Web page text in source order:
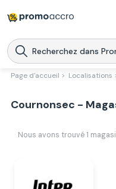
Magasins
Produits
Promoaccro
Page d'accueil > Localisations
Cournonsec -
Nous avons trouvé 1